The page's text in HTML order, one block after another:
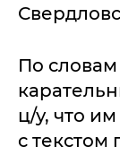
По
ц/у, что
с